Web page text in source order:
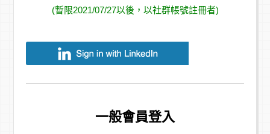
(暫限2021/07/27以後，以社群帳號註冊者)
一般會員登入